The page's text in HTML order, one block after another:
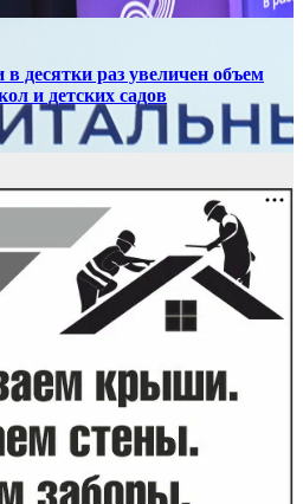
десятки раз увеличен объем
и детских садов